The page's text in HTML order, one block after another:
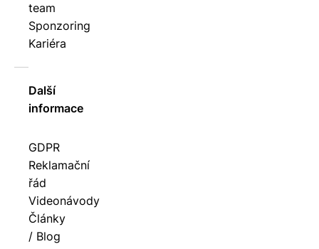
team
Sponzoring
Kariéra
Další
informace
GDPR
Reklamační
řád
Videonávody
Články
/ Blog